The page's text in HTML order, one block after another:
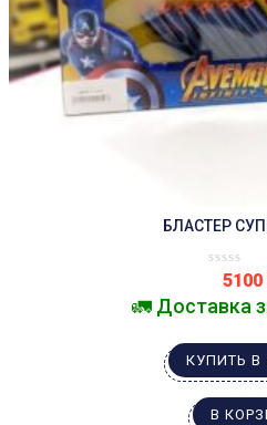
БЛАСТЕР
5100
🚛 Доставка
КУПИТЬ В
В